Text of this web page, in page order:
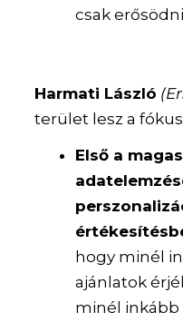
csak
Harmati László
terület lesz a
Első a
hogy minél
ajánlatok
minél inkább